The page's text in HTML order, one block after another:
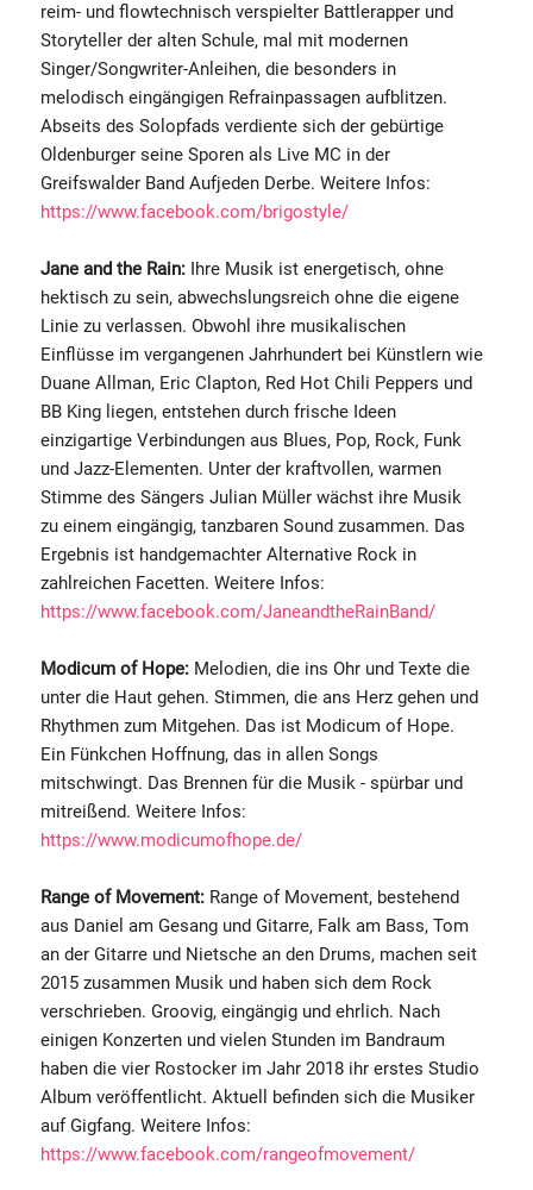
reim- und flowtechnisch verspielter Battlerapper und
Storyteller der alten Schule, mal mit modernen
Singer/Songwriter-Anleihen, die besonders in
melodisch eingängigen Refrainpassagen aufblitzen.
Abseits des Solopfads verdiente sich der gebürtige
Oldenburger seine Sporen als Live MC in der
Greifswalder Band Aufjeden Derbe. Weitere Infos:
https://www.facebook.com/brigostyle/
Jane and the Rain: Ihre Musik ist energetisch, ohne
hektisch zu sein, abwechslungsreich ohne die eigene
Linie zu verlassen. Obwohl ihre musikalischen
Einflüsse im vergangenen Jahrhundert bei Künstlern wie
Duane Allman, Eric Clapton, Red Hot Chili Peppers und
BB King liegen, entstehen durch frische Ideen
einzigartige Verbindungen aus Blues, Pop, Rock, Funk
und Jazz-Elementen. Unter der kraftvollen, warmen
Stimme des Sängers Julian Müller wächst ihre Musik
zu einem eingängig, tanzbaren Sound zusammen. Das
Ergebnis ist handgemachter Alternative Rock in
zahlreichen Facetten. Weitere Infos:
https://www.facebook.com/JaneandtheRainBand/
Modicum of Hope: Melodien, die ins Ohr und Texte die
unter die Haut gehen. Stimmen, die ans Herz gehen und
Rhythmen zum Mitgehen. Das ist Modicum of Hope.
Ein Fünkchen Hoffnung, das in allen Songs
mitschwingt. Das Brennen für die Musik - spürbar und
mitreißend. Weitere Infos:
https://www.modicumofhope.de/
Range of Movement: Range of Movement, bestehend
aus Daniel am Gesang und Gitarre, Falk am Bass, Tom
an der Gitarre und Nietsche an den Drums, machen seit
2015 zusammen Musik und haben sich dem Rock
verschrieben. Groovig, eingängig und ehrlich. Nach
einigen Konzerten und vielen Stunden im Bandraum
haben die vier Rostocker im Jahr 2018 ihr erstes Studio
Album veröffentlicht. Aktuell befinden sich die Musiker
auf Gigfang. Weitere Infos:
https://www.facebook.com/rangeofmovement/